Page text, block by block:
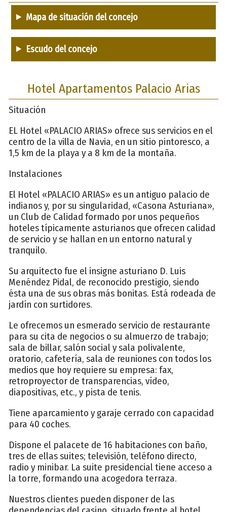
Mapa de situación del concejo
Escudo del concejo
Hotel Apartamentos Palacio Arias
Situación
EL Hotel «PALACIO ARIAS» ofrece sus servicios en el
centro de la villa de Navia, en un sitio pintoresco, a
1,5 km de la playa y a 8 km de la montaña.
Instalaciones
El Hotel «PALACIO ARIAS» es un antiguo palacio de
indianos y, por su singularidad, «Casona Asturiana»,
un Club de Calidad formado por unos pequeños
hoteles típicamente asturianos que ofrecen calidad
de servicio y se hallan en un entorno natural y
tranquilo.
Su arquitecto fue el insigne asturiano D. Luis
Menéndez Pidal, de reconocido prestigio, siendo
ésta una de sus obras más bonitas. Está rodeada de
jardín con surtidores.
Le ofrecemos un esmerado servicio de restaurante
para su cita de negocios o su almuerzo de trabajo;
sala de billar, salón social y sala polivalente,
oratorio, cafetería, sala de reuniones con todos los
medios que hoy requiere su empresa: fax,
retroproyector de transparencias, vídeo,
diapositivas, etc., y pista de tenis.
Tiene aparcamiento y garaje cerrado con capacidad
para 40 coches.
Dispone el palacete de 16 habitaciones con baño,
tres de ellas suites; televisión, teléfono directo,
radio y minibar. La suite presidencial tiene acceso a
la torre, formando una acogedora terraza.
Nuestros clientes pueden disponer de las